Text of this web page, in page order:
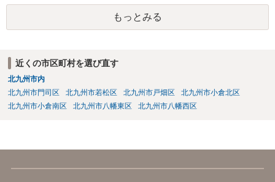
の割合が高い場合、掛け金が一括払いで、保険金が掛け金の額と同様
の額の場合などは特別受益として遺留分の対象となる可能性がありま
す。 多額の現金の引き出しは、相手に渡ったかどうか、そのとき父
もっとみる
近くの市区町村を選び直す
北九州市内
北九州市門司区
北九州市若松区 北九州市戸畑区
北九州市小倉北区
北九州市小倉南区
北九州市八幡東区 北九州市八幡西区